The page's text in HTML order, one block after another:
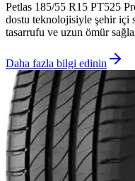
Petlas 185/55 R15 PT525
dostu teknolojisiyle şehir içi
tasarrufu ve uzun ömür
Daha fazla bilgi edinin